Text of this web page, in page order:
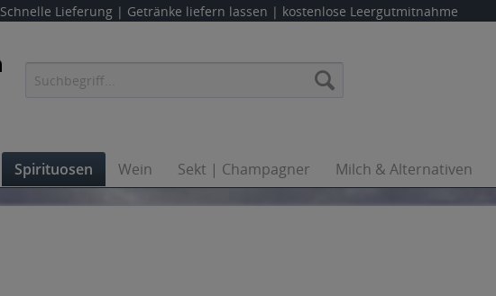
Schnelle Lieferung | Getränke liefern lassen | kostenlose Leergutmitnahme
Spirituosen Wein Sekt | Champagner Milch & Alternativen